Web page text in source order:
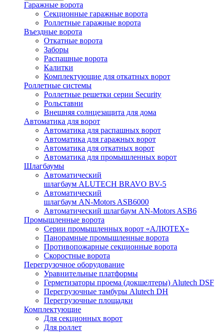
Гаражные ворота
Секционные гаражные ворота
Роллетные гаражные ворота
Въездные ворота
Откатные ворота
Заборы
Распашные ворота
Калитки
Комплектующие для откатных ворот
Роллетные системы
Роллетные решетки серии Security
Рольставни
Внешняя солнцезащита для дома
Автоматика для ворот
Автоматика для распашных ворот
Автоматика для гаражных ворот
Автоматика для откатных ворот
Автоматика для промышленных ворот
Шлагбаумы
Автоматический
шлагбаум ALUTECH BRAVO BV-5
Автоматический
шлагбаум AN-Motors ASB6000
Автоматический шлагбаум AN-Motors ASB6
Промышленные ворота
Серии промышленных ворот «АЛЮТЕХ»
Панорамные промышленные ворота
Противопожарные секционные ворота
Скоростные ворота
Перегрузочное оборудование
Уравнительные платформы
Герметизаторы проема (докшелтеры) Alutech DSF
Перегрузочные тамбуры Alutech DH
Перегрузочные площадки
Комплектующие
Для секционных ворот
Для роллет